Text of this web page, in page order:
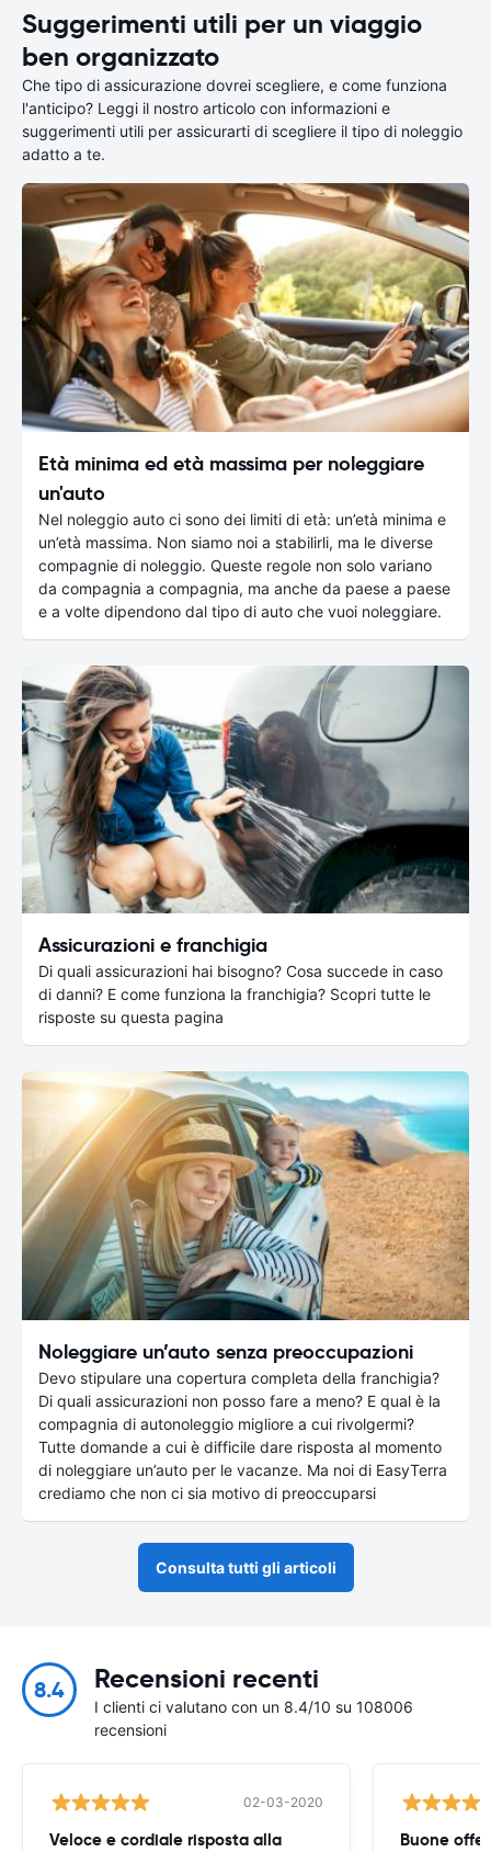
Suggerimenti utili per un viaggio
ben organizzato
Che tipo di assicurazione dovrei scegliere, e come funziona
l'anticipo? Leggi il nostro articolo con informazioni e
suggerimenti utili per assicurarti di scegliere il tipo di noleggio
adatto a te.
Età minima ed età massima per noleggiare
un'auto
Nel noleggio auto ci sono dei limiti di età: un’età minima e
un’età massima. Non siamo noi a stabilirli, ma le diverse
compagnie di noleggio. Queste regole non solo variano
da compagnia a compagnia, ma anche da paese a paese
e a volte dipendono dal tipo di auto che vuoi noleggiare.
Assicurazioni e franchigia
Di quali assicurazioni hai bisogno? Cosa succede in caso
di danni? E come funziona la franchigia? Scopri tutte le
risposte su questa pagina
Noleggiare un’auto senza preoccupazioni
Devo stipulare una copertura completa della franchigia?
Di quali assicurazioni non posso fare a meno? E qual è la
compagnia di autonoleggio migliore a cui rivolgermi?
Tutte domande a cui è difficile dare risposta al momento
di noleggiare un’auto per le vacanze. Ma noi di EasyTerra
crediamo che non ci sia motivo di preoccuparsi
Consulta tutti gli articoli
8.4 Recensioni recenti
I clienti ci valutano con un 8.4/10 su 108006
recensioni
02-03-2020
Veloce e cordiale risposta alla Buone